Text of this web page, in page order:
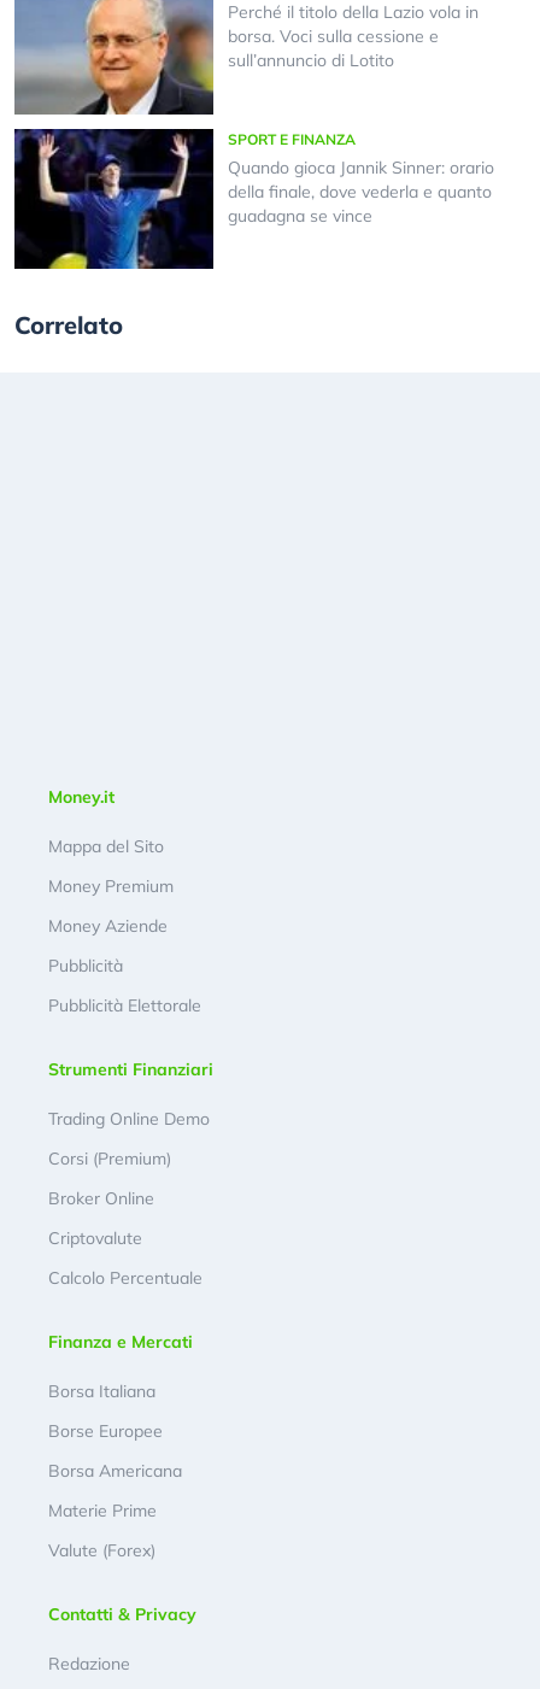
Perché il titolo della Lazio vola in
borsa. Voci sulla cessione e
sull’annuncio di Lotito
SPORT E FINANZA
Quando gioca Jannik Sinner: orario
della finale, dove vederla e quanto
guadagna se vince
Correlato
Money.it
Mappa del Sito
Money Premium
Money Aziende
Pubblicità
Pubblicità Elettorale
Strumenti Finanziari
Trading Online Demo
Corsi (Premium)
Broker Online
Criptovalute
Calcolo Percentuale
Finanza e Mercati
Borsa Italiana
Borse Europee
Borsa Americana
Materie Prime
Valute (Forex)
Contatti & Privacy
Redazione